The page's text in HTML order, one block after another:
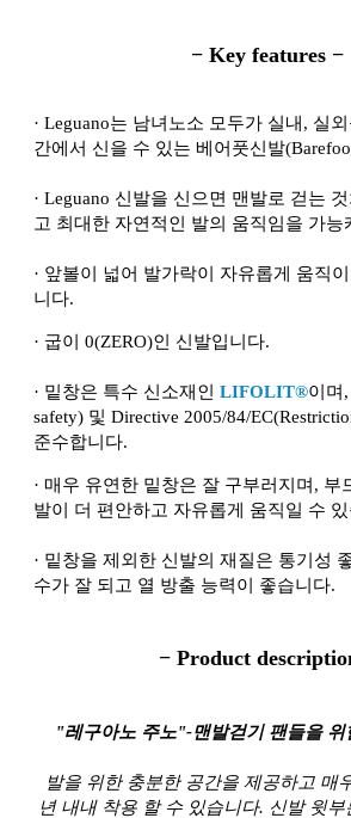
− Key features −
· Leguano는 남녀노소 모두가 실내, 실
간에서 신을 수 있는 베어풋신발
· Leguano 신발을 신으면 맨발로 걷는
고 최대한 자연적인 발의 움직임을 가능
· 앞볼이 넓어 발가락이 자유롭게 움직
니다.
· 굽이 0(ZERO)인 신발입니다.
· 밑창은 특수 신소재인 LIFOLIT®이며
safety) 및 Directive 2005/84/
준수합니다.
· 매우 유연한 밑창은 잘 구부러지며, 부
발이 더 편안하고 자유롭게 움직일 수
· 밑창을 제외한 신발의 재질은 통기성
수가 잘 되고 열 방출 능력이 좋습니다.
− Product
"레구아노 주노"-맨발걷기 팬들을 위
발을 위한 충분한 공간을 제공하고 매
년 내내 착용 할 수 있습니다. 신발 윗